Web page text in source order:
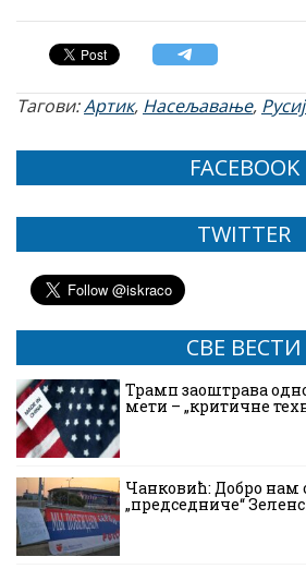
Тагови:Артик, Насељавање,
FACEBOOK
TWITTER
СВЕ ВЕСТИ
Трамп заоштрава
мети – „критичне
Чанковић: Добро нам
„председниче“